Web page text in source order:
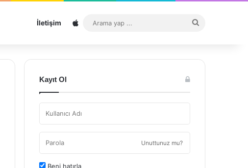
İletişim Sitemap
...
Kayıt Ol
Unuttunuz mu?
Beni hatırla